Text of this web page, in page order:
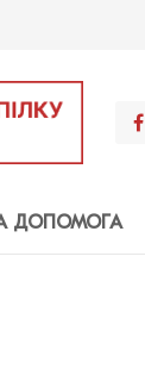
ДОПОМОГА